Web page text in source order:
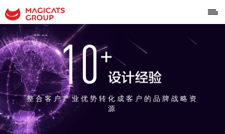
整合客户产业优势转化成客户的品牌战略资
源